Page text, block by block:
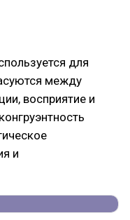
для
между
восприятие и
и